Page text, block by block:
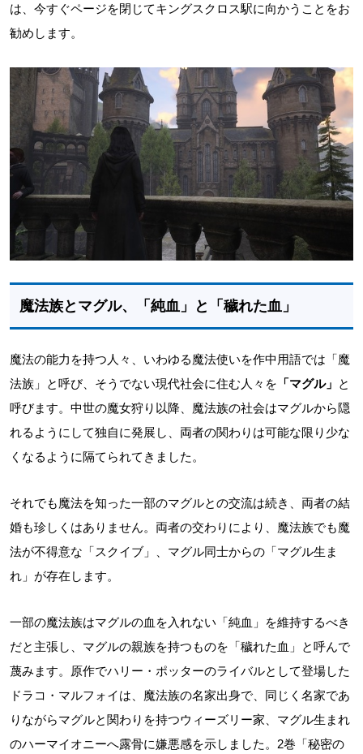
は、今すぐページを閉じてキングスクロス駅に向かうことをお
勧めします。
魔法族とマグル、「純血」と「穢れた血」
魔法の能力を持つ人々、いわゆる魔法使いを作中用語では「魔
法族」と呼び、そうでない現代社会に住む人々を 「マグル」 と
呼びます。中世の魔女狩り以降、魔法族の社会はマグルから隠
れるようにして独自に発展し、両者の関わりは可能な限り少な
くなるように隔てられてきました。
それでも魔法を知った一部のマグルとの交流は続き、両者の結
婚も珍しくはありません。両者の交わりにより、魔法族でも魔
法が不得意な「スクイブ」、マグル同士からの「マグル生ま
れ」が存在します。
一部の魔法族はマグルの血を入れない「純血」を維持するべき
だと主張し、マグルの親族を持つものを「穢れた血」と呼んで
蔑みます。原作でハリー・ポッターのライバルとして登場した
ドラコ・マルフォイは、魔法族の名家出身で、同じく名家であ
りながらマグルと関わりを持つウィーズリー家、マグル生まれ
のハーマイオニーへ露骨に嫌悪感を示しました。2巻「秘密の